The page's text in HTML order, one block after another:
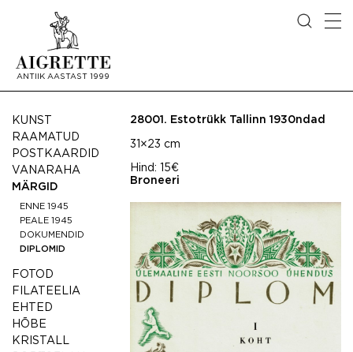
ANTIIK AASTAST 1999
KUNST
RAAMATUD
POSTKAARDID
VANARAHA
MÄRGID
ENNE 1945
PEALE 1945
DOKUMENDID
DIPLOMID
FOTOD
FILATEELIA
EHTED
HÕBE
KRISTALL
28001. Estotrükk Tallinn 1930ndad
31×23 cm
Hind:
15€
Broneeri